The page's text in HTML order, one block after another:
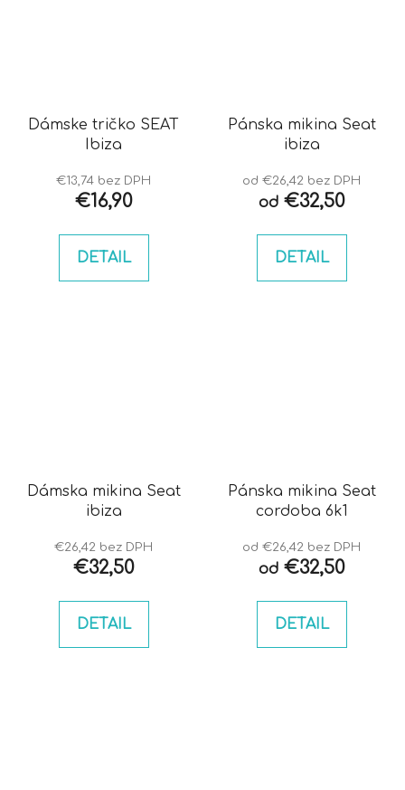
Dámske tričko SEAT
Ibiza
€13,74 bez DPH
€16,90
DETAIL
Pánska mikina Seat
ibiza
od €26,42 bez DPH
od€32,50
DETAIL
Dámska mikina Seat
ibiza
€26,42 bez DPH
€32,50
DETAIL
Pánska mikina Seat
cordoba 6k1
od €26,42 bez DPH
od€32,50
DETAIL